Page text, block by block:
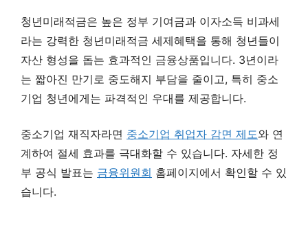
청년미래적금은 높은 정부 기여금과 이자소득 비과세
라는 강력한 청년미래적금 세제혜택을 통해 청년들이
자산 형성을 돕는 효과적인 금융상품입니다. 3년이라
는 짧아진 만기로 중도해지 부담을 줄이고, 특히 중소
기업 청년에게는 파격적인 우대를 제공합니다.
중소기업 재직자라면 중소기업 취업자 감면 제도와 연
계하여 절세 효과를 극대화할 수 있습니다. 자세한 정
부 공식 발표는 금융위원회 홈페이지에서 확인할 수 있
습니다.